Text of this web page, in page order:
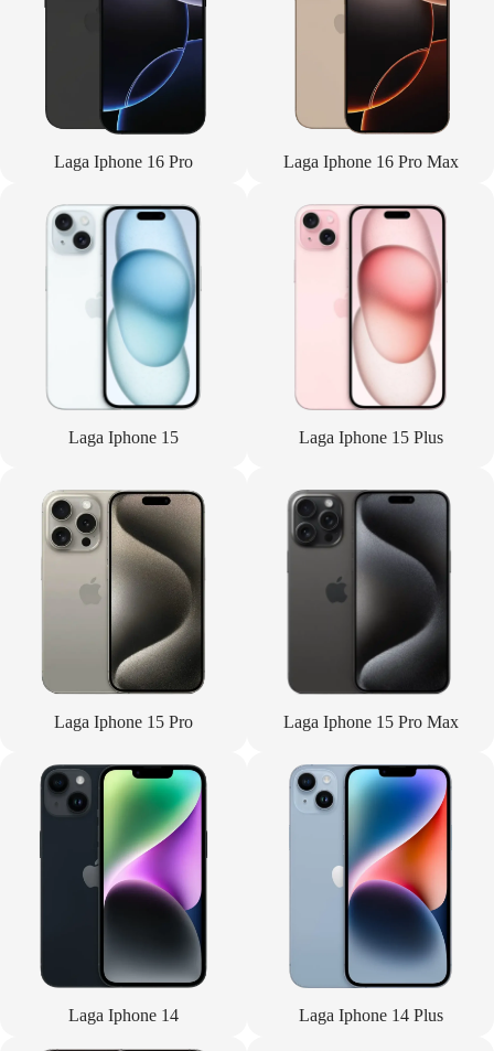
Laga Iphone 16 Pro Laga Iphone 16 Pro Max
Laga Iphone 15 Laga Iphone 15 Plus
Laga Iphone 15 Pro Laga Iphone 15 Pro Max
Laga Iphone 14 Laga Iphone 14 Plus